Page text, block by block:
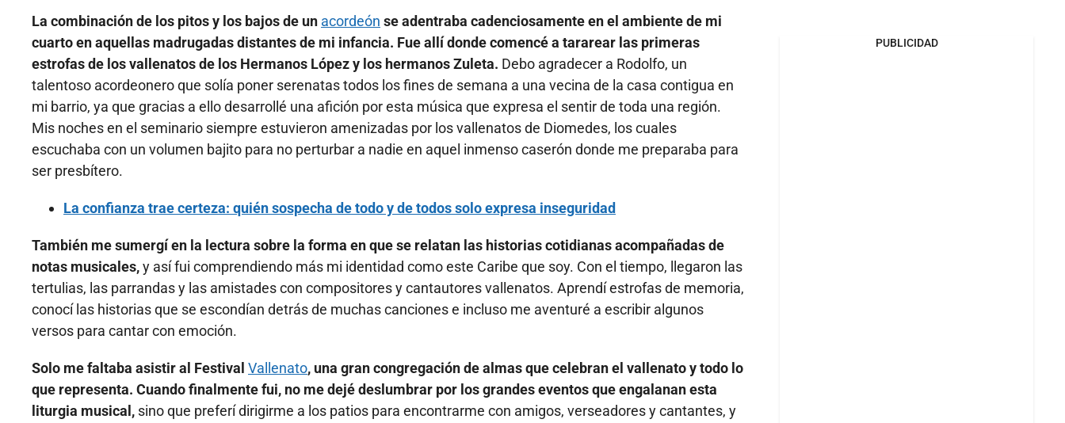
La combinación de los pitos y los bajos de un acordeón se adentraba cadenciosamente en el ambiente de mi
cuarto en aquellas madrugadas distantes de mi infancia. Fue allí donde comencé a tararear las primeras
estrofas de los vallenatos de los Hermanos López y los hermanos Zuleta. Debo agradecer a Rodolfo, un
talentoso acordeonero que solía poner serenatas todos los fines de semana a una vecina de la casa contigua en
mi barrio, ya que gracias a ello desarrollé una afición por esta música que expresa el sentir de toda una región.
Mis noches en el seminario siempre estuvieron amenizadas por los vallenatos de Diomedes, los cuales
escuchaba con un volumen bajito para no perturbar a nadie en aquel inmenso caserón donde me preparaba para
ser presbítero.
La confianza trae certeza: quién sospecha de todo y de todos solo expresa inseguridad
También me sumergí en la lectura sobre la forma en que se relatan las historias cotidianas acompañadas de
notas musicales,y así fui comprendiendo más mi identidad como este Caribe que soy. Con el tiempo, llegaron las
tertulias, las parrandas y las amistades con compositores y cantautores vallenatos. Aprendí estrofas de memoria,
conocí las historias que se escondían detrás de muchas canciones e incluso me aventuré a escribir algunos
versos para cantar con emoción.
Solo me faltaba asistir al Festival Vallenato, una gran congregación de almas que celebran el vallenato y todo lo
que representa. Cuando finalmente fui, no me dejé deslumbrar por los grandes eventos que engalanan esta
liturgia musical, sino que preferí dirigirme a los patios para encontrarme con amigos, verseadores y cantantes, y
PUBLICIDAD